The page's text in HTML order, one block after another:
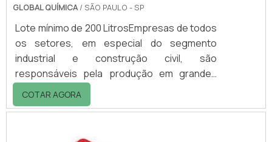
GLOBAL QUÍMICA/ SÃO PAULO - SP
Lote mínimo de 200 LitrosEmpresas de todos
os setores, em especial do segmento
industrial e construção civil, são
responsáveis pela produção em grandes
quantidades de resíduos nos processos
produtivos. Com isso, é gerada uma
COTAR AGORA